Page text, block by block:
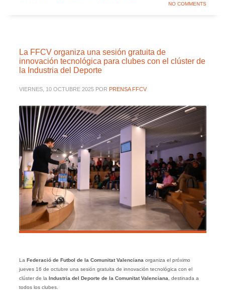
NO COMMENTS
La FFCV organiza una sesión gratuita de
innovación tecnológica para clubes con el clúster de
la Industria del Deporte
VIERNES, 10 OCTUBRE 2025 POR PRENSA FFCV
La Federació de Futbol de la Comunitat Valenciana organiza el próximo
jueves 16 de octubre una sesión gratuita de innovación tecnológica con el
clúster de la Industria del Deporte de la Comunitat Valenciana , destinada a
todos los clubes.